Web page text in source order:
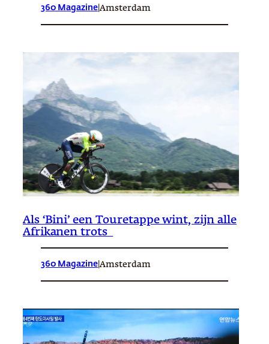
360 Magazine Amsterdam
Als ‘Bini’ een Touretappe wint, zijn alle
Afrikanen trots
360 Magazine Amsterdam